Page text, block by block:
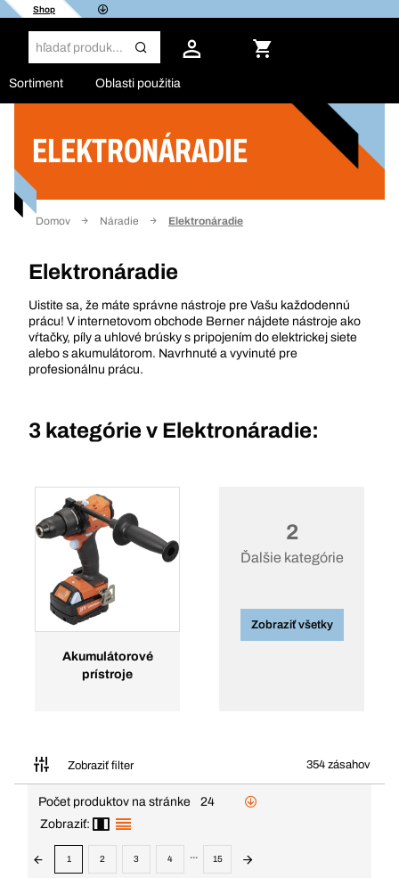
Shop
Sortiment Oblasti použitia
ELEKTRONÁRADIE
Domov Náradie Elektronáradie
Elektronáradie
Uistite sa, že máte správne nástroje pre Vašu každodennú
prácu! V internetovom obchode Berner nájdete nástroje ako
vŕtačky, píly a uhlové brúsky s pripojením do elektrickej siete
alebo s akumulátorom. Navrhnuté a vyvinuté pre
profesionálnu prácu.
3 kategórie v Elektronáradie:
Akumulátorové
prístroje
2
Ďalšie kategórie
Zobraziť všetky
Zobraziť filter 354 zásahov
Filter
Počet produktov na stránke
24
Zobraziť:
1 2 3 4 ... 15